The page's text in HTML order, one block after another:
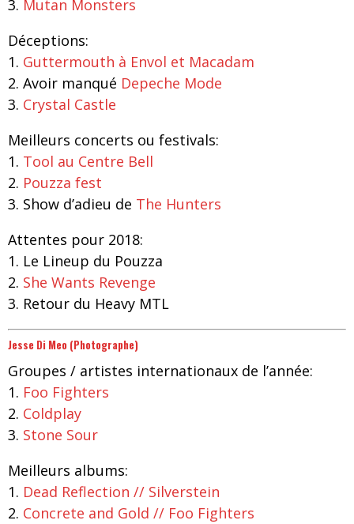
3. Mutan Monsters
Déceptions:
1. Guttermouth à Envol et Macadam
2. Avoir manqué Depeche Mode
3. Crystal Castle
Meilleurs concerts ou festivals:
1. Tool au Centre Bell
2. Pouzza fest
3. Show d’adieu de The Hunters
Attentes pour 2018:
1. Le Lineup du Pouzza
2. She Wants Revenge
3. Retour du Heavy MTL
Jesse Di Meo (Photographe)
Groupes / artistes internationaux de l’année:
1. Foo Fighters
2. Coldplay
3. Stone Sour
Meilleurs albums:
1. Dead Reflection // Silverstein
2. Concrete and Gold // Foo Fighters